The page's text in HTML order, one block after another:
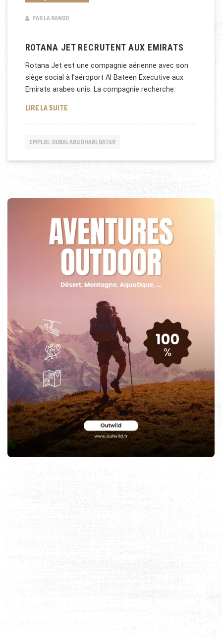
PAR LA RANDO
ROTANA JET RECRUTENT AUX EMIRATS
Rotana Jet est une compagnie aérienne avec son
siège social à l’aéroport Al Bateen Executive aux
Emirats arabes unis. La compagnie recherche:
LIRE LA SUITEROTANA JET RECRUTENT AUX EMIRATS
EMPLOI : DUBAI, ABU DHABI, QATAR